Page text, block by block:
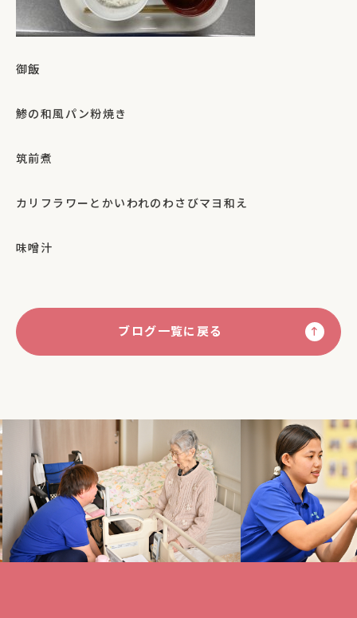
御飯
鯵の和風パン粉焼き
筑前煮
カリフラワーとかいわれのわさびマヨ和え
味噌汁
ブログ一覧に戻る